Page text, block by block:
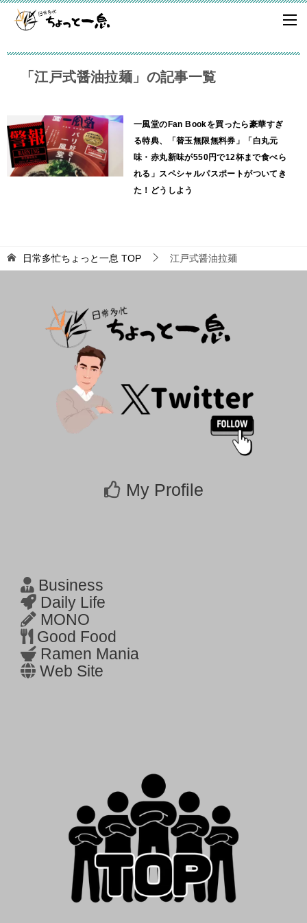
「江戸式醤油拉麺」の記事一覧
一風堂のFan Bookを買ったら豪華すぎ
る特典、「替玉無限無料券」「白丸元
味・赤丸新味が550円で12杯まで食べら
れる」スペシャルパスポートがついてき
た！どうしよう
日常多忙ちょっと一息 TOP 江戸式醤油拉麺
My Profile
Business
Daily Life
MONO
Good Food
Ramen Mania
Web Site